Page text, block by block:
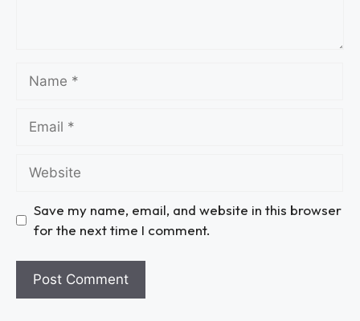
Save my name, email, and website in this browser
for the next time I comment.